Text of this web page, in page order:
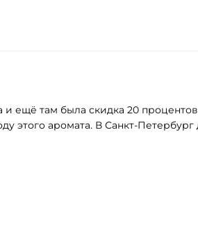
и ещё там была скидка 20
этого аромата. В Санкт-